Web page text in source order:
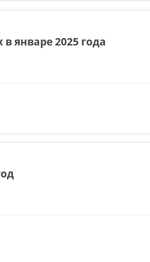
январе 2025 года